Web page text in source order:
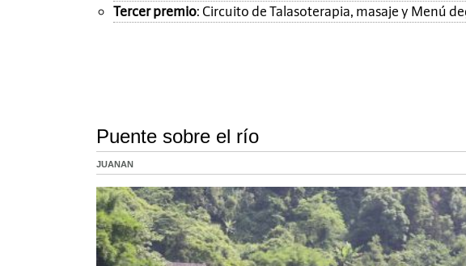
Tercer premio: Circuito de Talasoterapia, masaje y Menú
Puente sobre el río
JUANAN